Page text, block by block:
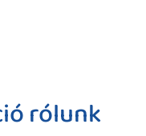
rólunk